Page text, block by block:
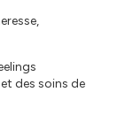
des soins de